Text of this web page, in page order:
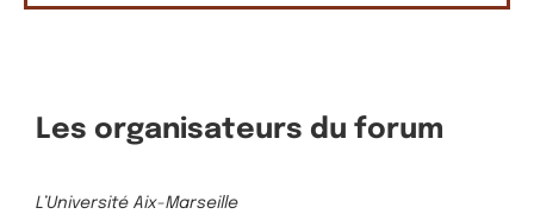
Les organisateurs du forum
L’Université Aix-Marseille